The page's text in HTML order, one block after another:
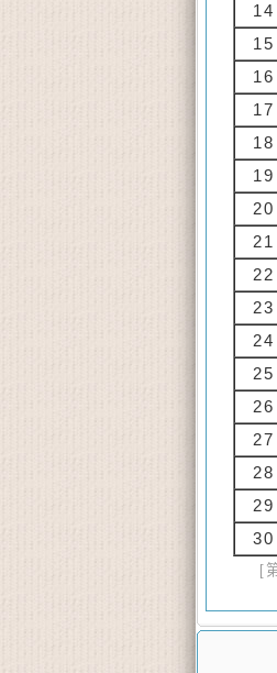
14
15
16
17
18
19
20
21
22
23
24
25
26
27
28
29
30
[